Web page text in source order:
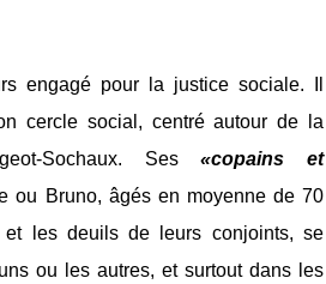
engagé pour la justice sociale. Il
cercle social, centré autour de la
Sochaux. Ses«copains et
ou Bruno, âgés en moyenne de 70
les deuils de leurs conjoints, se
ou les autres, et surtout dans les